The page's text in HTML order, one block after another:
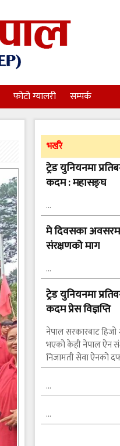
फोटो ग्यालरी सम्पर्क
भर्खरै
ट्रेड युनियनमा
कदम : महासङ्घ
…
मे दिवसका
संरक्षणको माग
…
ट्रेड युनियनमा
कदम प्रेस विज्ञप्ति
नेपाल सरकारबाट
भएको केही नेपाल ऐन
निजामती सेवा ऐनको
…
…